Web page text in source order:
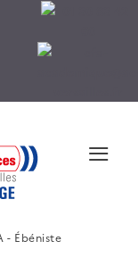
≡
- Ébéniste